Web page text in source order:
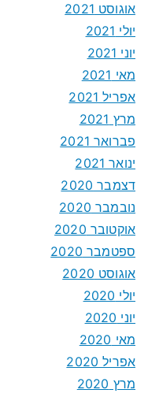
אוגוסט 2021
יולי 2021
יוני 2021
מאי 2021
אפריל 2021
מרץ 2021
פברואר 2021
ינואר 2021
דצמבר 2020
נובמבר 2020
אוקטובר 2020
ספטמבר 2020
אוגוסט 2020
יולי 2020
יוני 2020
מאי 2020
אפריל 2020
מרץ 2020